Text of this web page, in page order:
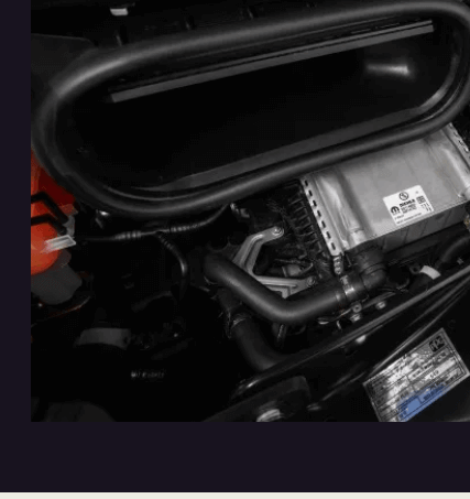
ASSISTENTE DE PARTIDAS EM RAMPAS
O Novo Fiat Ducato vem equipado com assistente de
partida em rampas, que evita que o veículo recue em
subidas, e controle de estabilidade, que garante ainda
mais segurança nas curvas e manobras com carga.
TOP 3 EM
CLASSE
Sinônimo
Fiat
e oferece
operação]